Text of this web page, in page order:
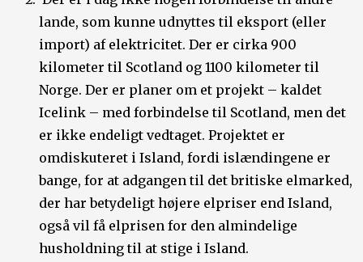
lande, som kunne udnyttes til eksport (eller
import) af elektricitet. Der er cirka 900
kilometer til Scotland og 1100 kilometer til
Norge. Der er planer om et projekt – kaldet
Icelink – med forbindelse til Scotland, men det
er ikke endeligt vedtaget. Projektet er
omdiskuteret i Island, fordi islændingene er
bange, for at adgangen til det britiske elmarked,
der har betydeligt højere elpriser end Island,
også vil få elprisen for den almindelige
husholdning til at stige i Island.